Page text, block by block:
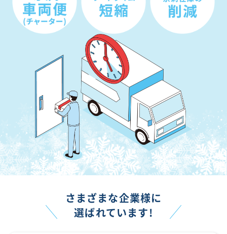
まずは相談する 無料
さまざまな企業様に
選ばれています!